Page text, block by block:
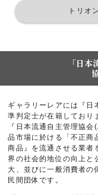
トリオ
「日
ギャラリーレアには『
準判定士が在籍しており
『日本流通自主管理協
品市場に於ける「不正商
商品』を流通させる業者
界の社会的地位の向上と
大、並びに一般消費者の
民間団体です。